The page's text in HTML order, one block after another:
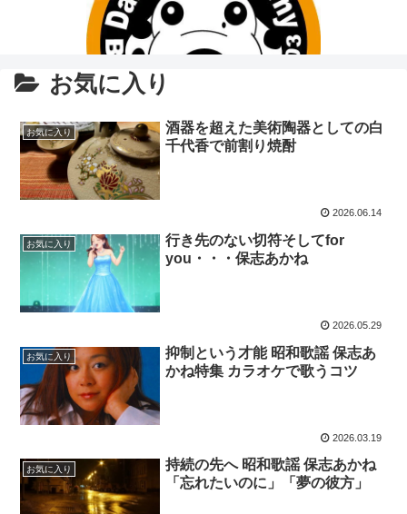
お気に入り
お気に入り
酒器を超えた美術陶器としての白
千代香で前割り焼酎
2026.06.14
お気に入り
行き先のない切符そしてfor
you・・・保志あかね
2026.05.29
お気に入り
抑制という才能 昭和歌謡 保志あ
かね特集 カラオケで歌うコツ
2026.03.19
お気に入り
持続の先へ 昭和歌謡 保志あかね
「忘れたいのに」「夢の彼方」